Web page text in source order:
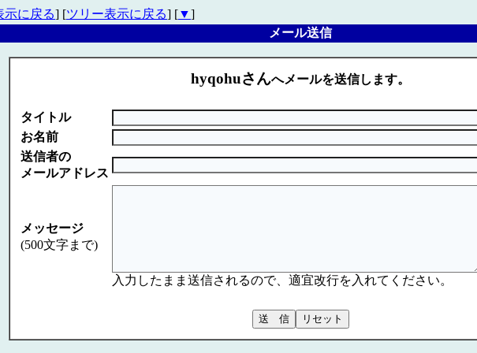
示に戻る] [ツリー表示に戻る] [▼]
メール送信
hyqohuさんへメールを送信します。
タイトル
お名前
送信者の
メールアドレス
メッセージ
(500文字まで)
入力したまま送信されるので、適宜改行を入れてください。